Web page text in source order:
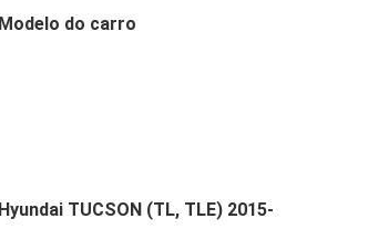
Modelo do carro
Hyundai TUCSON (TL, TLE) 2015-